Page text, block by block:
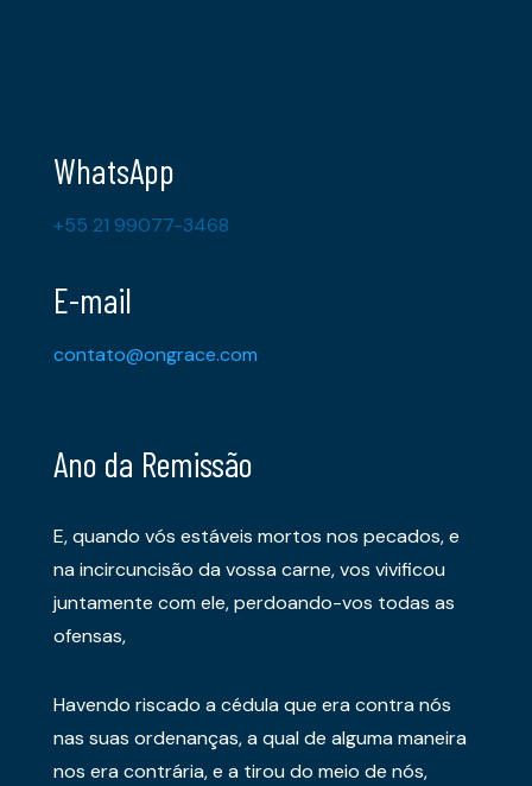
WhatsApp
+55 21 99077-3468
E-mail
contato@ongrace.com
Ano da Remissão
E, quando vós estáveis mortos nos pecados, e
na incircuncisão da vossa carne, vos vivificou
juntamente com ele, perdoando-vos todas as
ofensas,
Havendo riscado a cédula que era contra nós
nas suas ordenanças, a qual de alguma maneira
nos era contrária, e a tirou do meio de nós,